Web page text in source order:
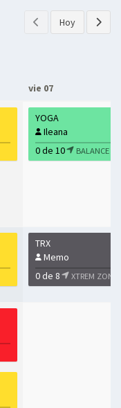
Hoy
vie 07
YOGA
Ileana
0 de 10
BALANCE
TRX
Memo
0 de 8
XTREM ZONE